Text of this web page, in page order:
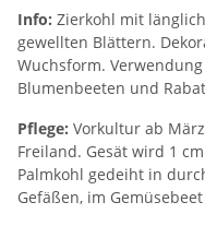
Info: Zierkohl mit
gewellten Blättern.
Wuchsform.
Blumenbeeten und
Pflege: Vorkultur ab
Freiland. Gesät wird 1
Palmkohl gedeiht in
Gefäßen, im